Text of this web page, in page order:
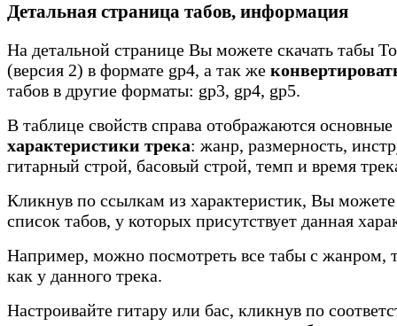
Детальная страница табов, информация
На детальной странице Вы можете скачать табы
(версия 2) в формате gp4, а так же
табов в другие форматы: gp3, gp4, gp5.
В таблице свойств справа отображаются основные
характеристики трека: жанр, размерность,
гитарный строй, басовый строй, темп и время
Кликнув по ссылкам из характеристик, Вы
список табов, у которых присутствует данная
Например, можно посмотреть все табы с жанром,
как у данного трека.
Настроивайте гитару или бас, кликнув по